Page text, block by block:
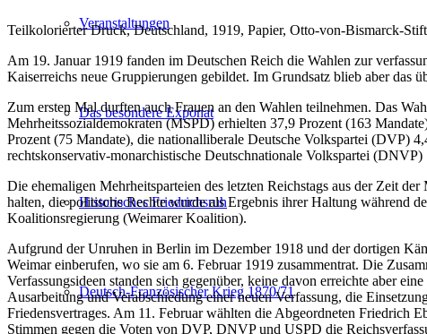
Veranstaltungen
Das besondere Exponat
Historisches Friedrichsruh
Deutsch-Französischer Krieg 1870/71
Teilkolorierter Druck, Deutschland, 1919, Papier, Otto-von-Bismarck-
Am 19. Januar 1919 fanden im Deutschen Reich die Wahlen zur
Kaiserreichs neue Gruppierungen gebildet. Im Grundsatz blieb aber das
Zum ersten Mal durften auch Frauen an den Wahlen teilnehmen. Das
Mehrheitssozialdemokraten (MSPD) erhielten 37,9 Prozent (163
Prozent (75 Mandate), die nationalliberale Deutsche Volkspartei (DVP)
rechtskonservativ-monarchistische Deutschnationale Volkspartei
Die ehemaligen Mehrheitsparteien des letzten Reichstags aus der Zeit
halten, die politische Rechte wurde als Ergebnis ihrer Haltung während
Koalitionsregierung (Weimarer Koalition).
Aufgrund der Unruhen in Berlin im Dezember 1918 und der dortigen
Weimar einberufen, wo sie am 6. Februar 1919 zusammentrat. Die
Verfassungsideen standen sich gegenüber, keine davon erreichte aber
Ausarbeitung und Verabschiedung einer neuen Verfassung, die
Friedensvertrages. Am 11. Februar wählten die Abgeordneten Friedrich
Stimmen gegen die Voten von DVP, DNVP und USPD die